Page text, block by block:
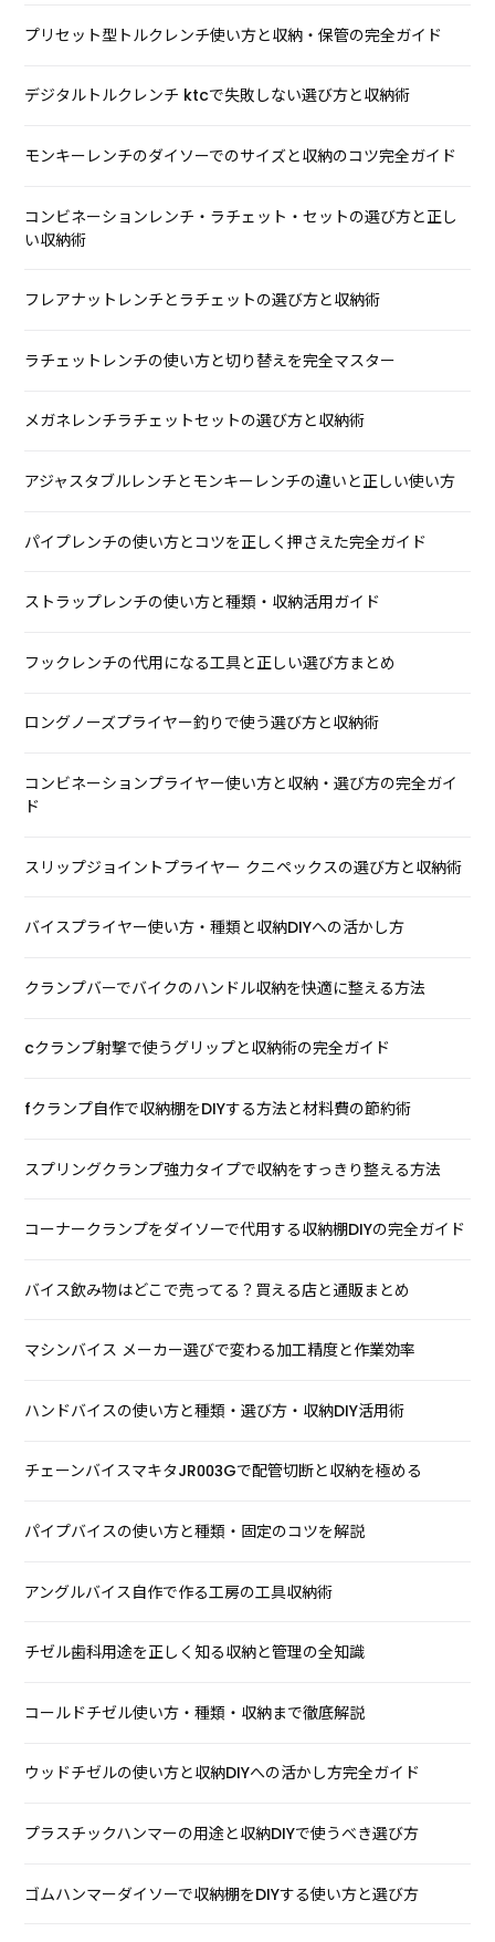
プリセット型トルクレンチ使い方と収納・保管の完全ガイド
デジタルトルクレンチ ktcで失敗しない選び方と収納術
モンキーレンチのダイソーでのサイズと収納のコツ完全ガイド
コンビネーションレンチ・ラチェット・セットの選び方と正し
い収納術
フレアナットレンチとラチェットの選び方と収納術
ラチェットレンチの使い方と切り替えを完全マスター
メガネレンチラチェットセットの選び方と収納術
アジャスタブルレンチとモンキーレンチの違いと正しい使い方
パイプレンチの使い方とコツを正しく押さえた完全ガイド
ストラップレンチの使い方と種類・収納活用ガイド
フックレンチの代用になる工具と正しい選び方まとめ
ロングノーズプライヤー釣りで使う選び方と収納術
コンビネーションプライヤー使い方と収納・選び方の完全ガイ
ド
スリップジョイントプライヤー クニペックスの選び方と収納術
バイスプライヤー使い方・種類と収納DIYへの活かし方
クランプバーでバイクのハンドル収納を快適に整える方法
cクランプ射撃で使うグリップと収納術の完全ガイド
fクランプ自作で収納棚をDIYする方法と材料費の節約術
スプリングクランプ強力タイプで収納をすっきり整える方法
コーナークランプをダイソーで代用する収納棚DIYの完全ガイド
バイス飲み物はどこで売ってる？買える店と通販まとめ
マシンバイス メーカー選びで変わる加工精度と作業効率
ハンドバイスの使い方と種類・選び方・収納DIY活用術
チェーンバイスマキタJR003Gで配管切断と収納を極める
パイプバイスの使い方と種類・固定のコツを解説
アングルバイス自作で作る工房の工具収納術
チゼル歯科用途を正しく知る収納と管理の全知識
コールドチゼル使い方・種類・収納まで徹底解説
ウッドチゼルの使い方と収納DIYへの活かし方完全ガイド
プラスチックハンマーの用途と収納DIYで使うべき選び方
ゴムハンマーダイソーで収納棚をDIYする使い方と選び方